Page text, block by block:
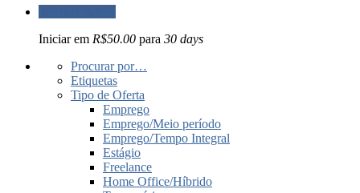
Iniciar em R$50.00 para 30 days
Procurar por…
Etiquetas
Tipo de Oferta
Emprego
Emprego/Meio período
Emprego/Tempo Integral
Estágio
Freelance
Home Office/Híbrido